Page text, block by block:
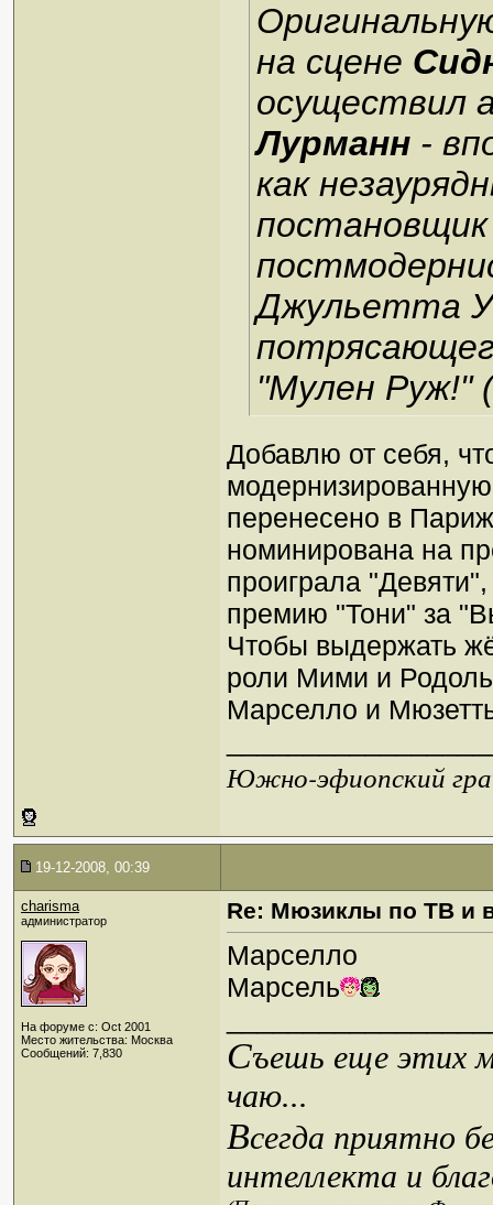
на сцене
осуществил
Лурманн -
как
Джульетта
"Мулен Руж!"
Добавлю от себя,
перенесено в
номинирована на
проиграла
премию "Тони" за
Чтобы выдержать
роли Мими и
Марселло и
Южно-эфиопский
19-12-2008, 00:39
charisma
администратор
На форуме с: Oct 2001
Место жительства: Москва
Сообщений: 7,830
Re: Мюзиклы по ТВ и
Марселло
Марсель
Съешь еще этих
чаю...
Всегда приятно
интеллекта и